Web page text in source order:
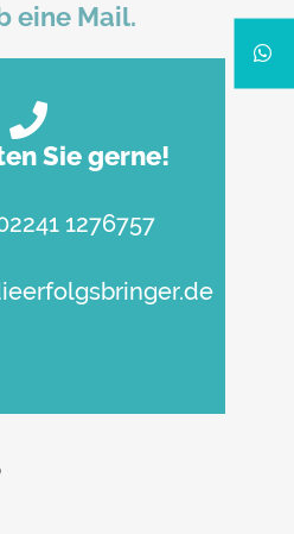
eine Mail.
Sie gerne!
1276757